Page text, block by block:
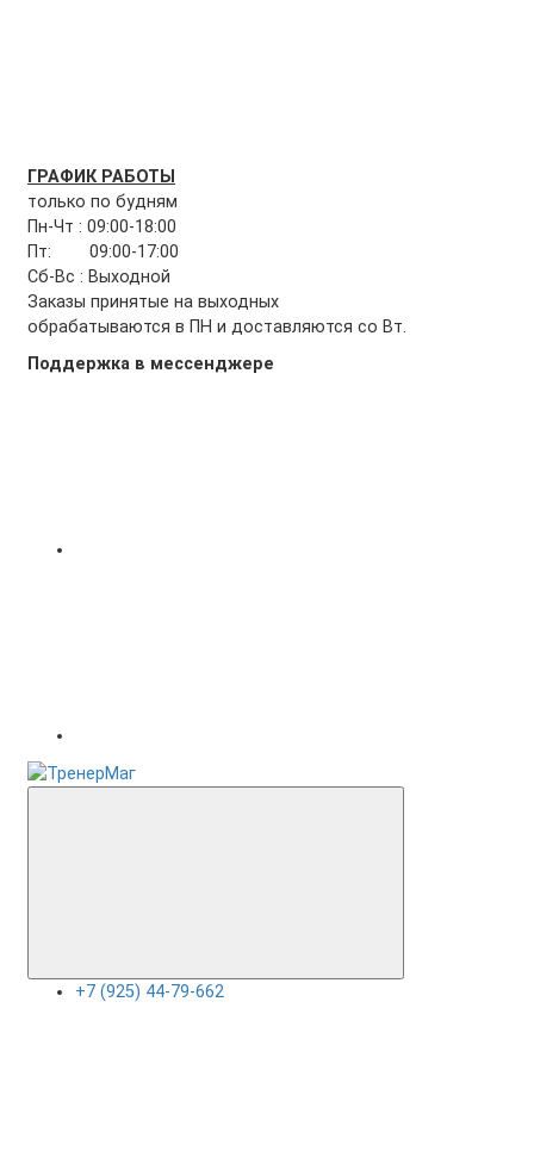
ГРАФИК РАБОТЫ
только по будням
Пн-Чт : 09:00-18:00
Пт: 09:00-17:00
Сб-Вс : Выходной
Заказы принятые на выходных
обрабатываются в ПН и доставляются со Вт.
Поддержка в мессенджере
+7 (925) 44-79-662